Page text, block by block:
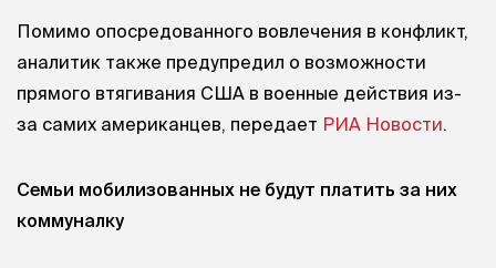
Помимо опосредованного вовлечения в конфликт,
аналитик также предупредил о возможности
прямого втягивания США в военные действия из-
за самих американцев, передает РИА Новости
Семьи мобилизованных не будут платить за них
коммуналку